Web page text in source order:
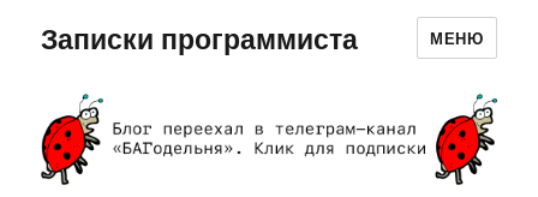
Записки программиста МЕНЮ